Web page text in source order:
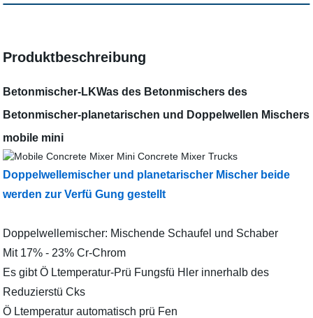
Produktbeschreibung
Betonmischer-LKWas des Betonmischers des
Betonmischer-planetarischen und Doppelwellen Mischers
mobile mini
Doppelwellemischer und planetarischer Mischer beide
werden zur Verfü Gung gestellt
Doppelwellemischer: Mischende Schaufel und Schaber
Mit 17% - 23% Cr-Chrom
Es gibt Ö Ltemperatur-Prü Fungsfü Hler innerhalb des
Reduzierstü Cks
Ö Ltemperatur automatisch prü Fen